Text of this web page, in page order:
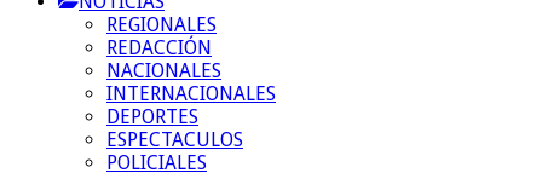
REGIONALES
REDACCIÓN
NACIONALES
INTERNACIONALES
DEPORTES
ESPECTACULOS
POLICIALES